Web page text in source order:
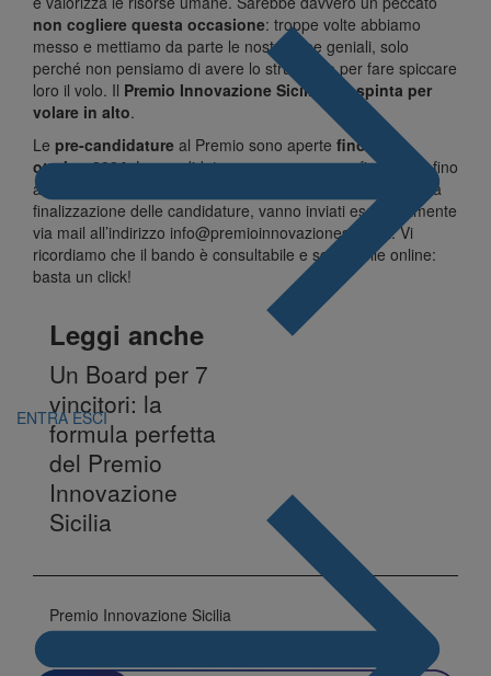
ENTRA ESCI
non cogliere questa occasione: troppe volte abbiamo
messo e mettiamo da parte le nostre idee geniali, solo
perché non pensiamo di avere lo strumento per fare spiccare
loro il volo. Il Premio Innovazione Sicilia è la spinta per
volare in alto.
Le pre-candidature al Premio sono aperte fino al 1°
ottobre 2024. Le candidature possono essere finalizzate fino
al termine ultimo del 21 ottobre 2024 e i documenti utili alla
finalizzazione delle candidature, vanno inviati esclusivamente
via mail all’indirizzo info@premioinnovazionesicilia.it . Vi
ricordiamo che il bando è consultabile e scaricabile online:
basta un click!
Leggi anche
Un Board per 7
vincitori: la
formula perfetta
del Premio
Innovazione
Sicilia
Premio Innovazione Sicilia